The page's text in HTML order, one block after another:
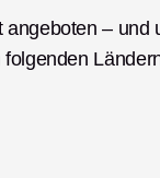
– und